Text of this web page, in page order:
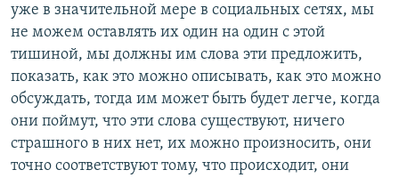
уже в значительной мере в социальных сетях, мы
не можем оставлять их один на один с этой
тишиной, мы должны им слова эти предложить,
показать, как это можно описывать, как это можно
обсуждать, тогда им может быть будет легче, когда
они поймут, что эти слова существуют, ничего
страшного в них нет, их можно произносить, они
точно соответствуют тому, что происходит, они